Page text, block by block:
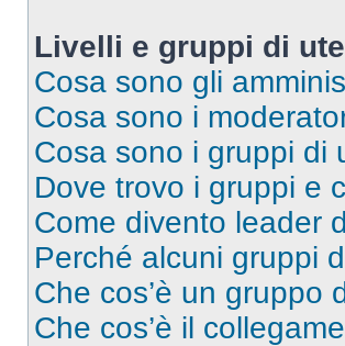
Livelli e gruppi di
Cosa sono gli
Cosa sono i
Cosa sono i gruppi di
Dove trovo i gruppi e
Come divento leader
Perché alcuni gruppi
Che cos’è un gruppo
Che cos’è il